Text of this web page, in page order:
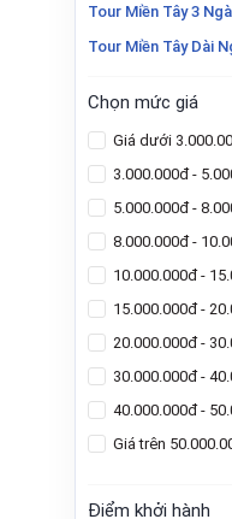
Tour Miền Tây 3
Tour Miền Tây Dài
Chọn mức giá
Giá dưới
3.000.000đ -
5.000.000đ -
8.000.000đ -
10.000.000đ -
15.000.000đ -
20.000.000đ -
30.000.000đ -
40.000.000đ -
Giá trên
Điểm khởi hành